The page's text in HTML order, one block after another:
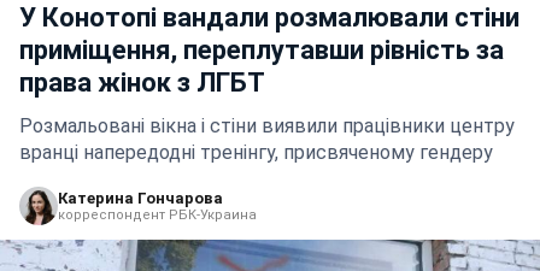
У Конотопі вандали розмалювали стіни
приміщення, переплутавши рівність за
права жінок з ЛГБТ
Розмальовані вікна і стіни виявили працівники центру
вранці напередодні тренінгу, присвяченому гендеру
Катерина Гончарова
корреспондент РБК-Украина